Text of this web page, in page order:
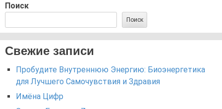
Поиск
Поиск
Свежие записи
Пробудите Внутреннюю Энергию: Биоэнергетика
для Лучшего Самочувствия и Здравия
Имёна Цифр